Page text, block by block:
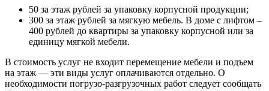
50 за этаж рублей за упаковку корпусной продукции;
300 за этаж рублей за мягкую мебель. В доме с лифтом –
400 рублей до квартиры за упаковку корпусной или за
единицу мягкой мебели.
В стоимость услуг не входит перемещение мебели и подъем
на этаж — эти виды услуг оплачиваются отдельно. О
необходимости погрузо-разгрузочных работ следует сообщать